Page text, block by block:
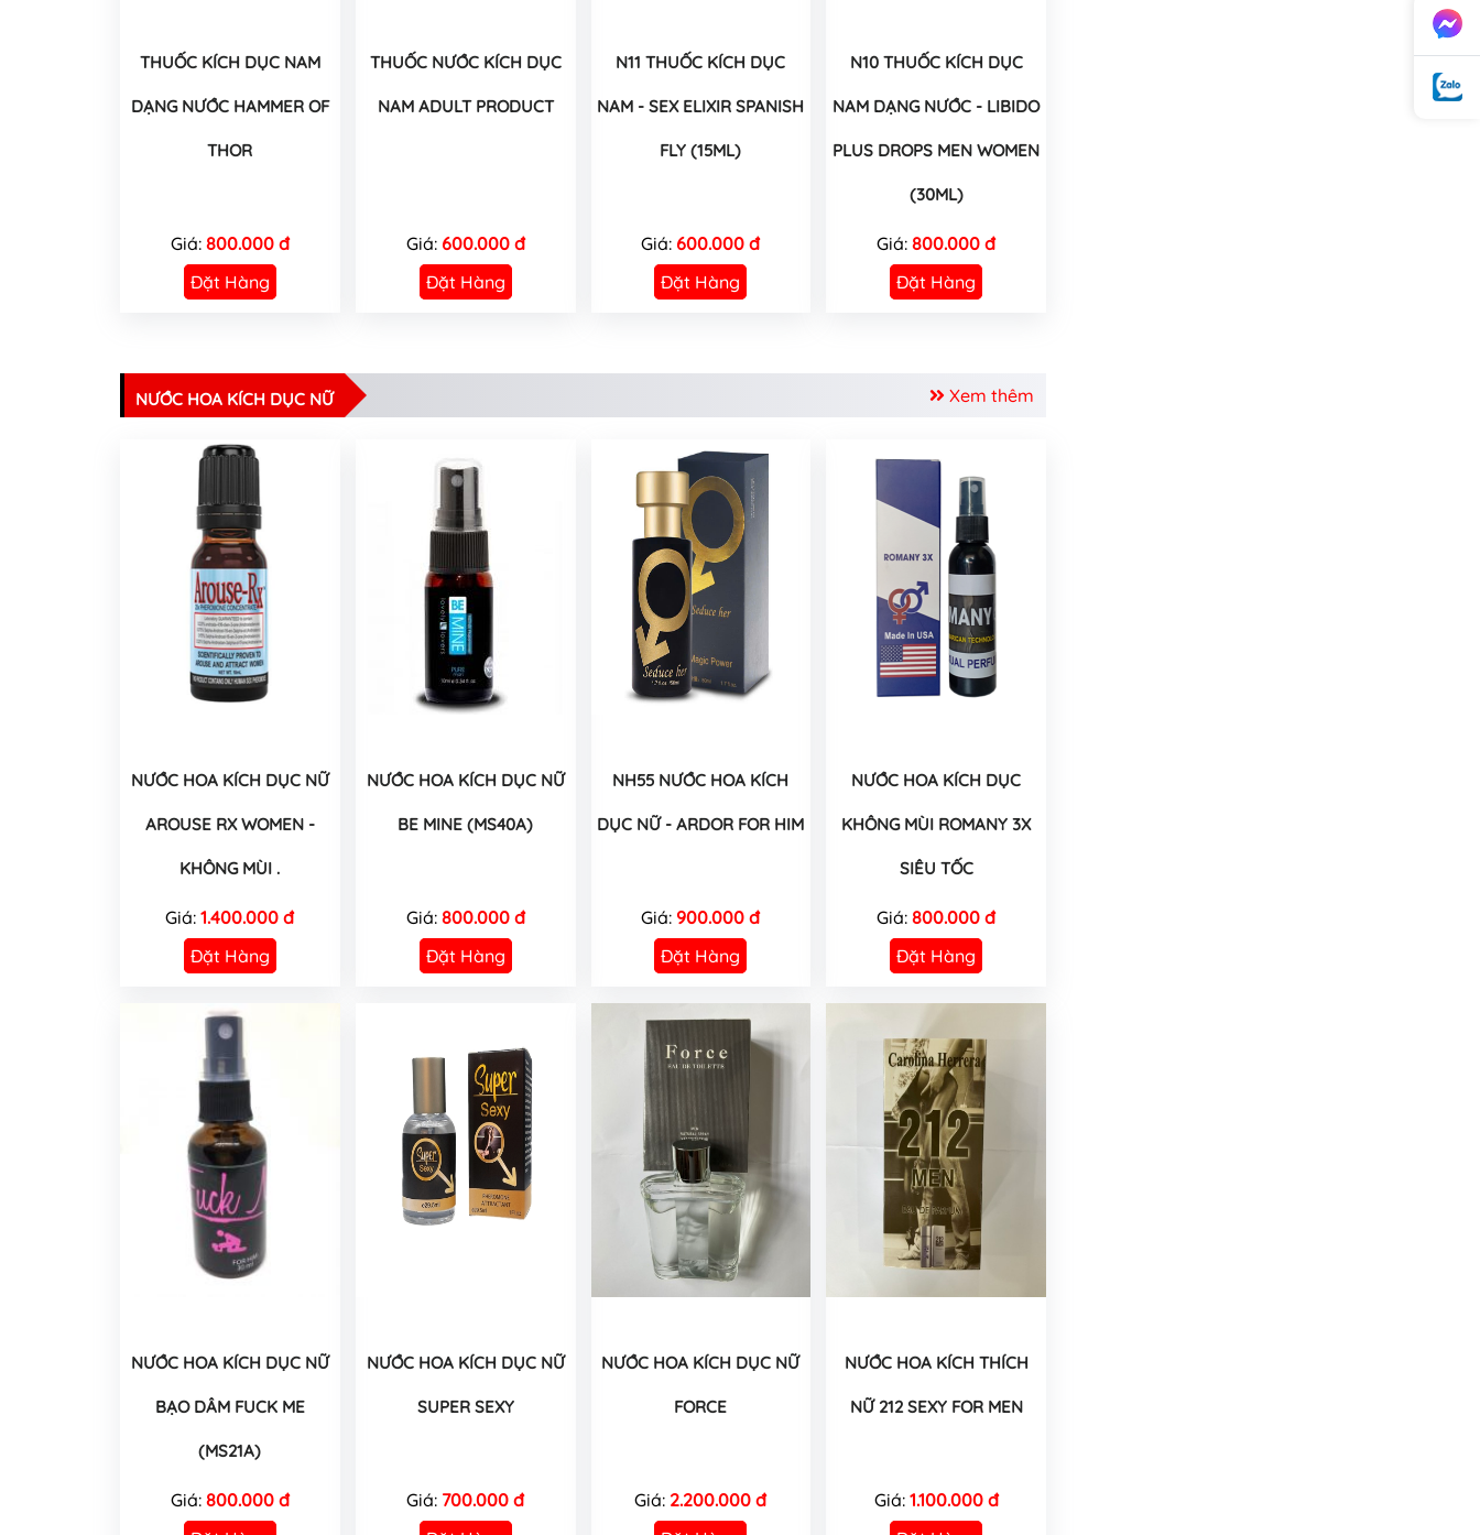
THUỐC KÍCH DỤC NAM
DẠNG NƯỚC HAMMER OF
THOR
Giá: 800.000 đ
Đặt Hàng
THUỐC NƯỚC KÍCH DỤC
NAM ADULT PRODUCT
Giá: 600.000 đ
Đặt Hàng
N11 THUỐC KÍCH DỤC
NAM - SEX ELIXIR SPANISH
FLY (15ML)
Giá: 600.000 đ
Đặt Hàng
N10 THUỐC KÍCH DỤC
NAM DẠNG NƯỚC - LIBIDO
PLUS DROPS MEN WOMEN
(30ML)
Giá:800.000 đ
Đặt Hàng
Xem thêm
NƯỚC HOA KÍCH DỤC NỮ
NƯỚC HOA KÍCH DỤC NỮ
AROUSE RX WOMEN -
KHÔNG MÙI .
Giá:1.400.000 đ
Đặt Hàng
NƯỚC HOA KÍCH DỤC NỮ
BE MINE (MS40A)
Giá: 800.000 đ
Đặt Hàng
NH55 NƯỚC HOA KÍCH
DỤC NỮ - ARDOR FOR HIM
Giá: 900.000 đ
Đặt Hàng
NƯỚC HOA KÍCH DỤC
KHÔNG MÙI ROMANY 3X
SIÊU TỐC
Giá:800.000 đ
Đặt Hàng
NƯỚC HOA KÍCH DỤC NỮ
BẠO DÂM FUCK ME
(MS21A)
Giá: 800.000 đ
NƯỚC HOA KÍCH DỤC NỮ
SUPER SEXY
Giá: 700.000 đ
NƯỚC HOA KÍCH DỤC NỮ
FORCE
Giá: 2.200.000 đ
NƯỚC HOA KÍCH THÍCH
NỮ 212 SEXY FOR MEN
Giá: 1.100.000 đ